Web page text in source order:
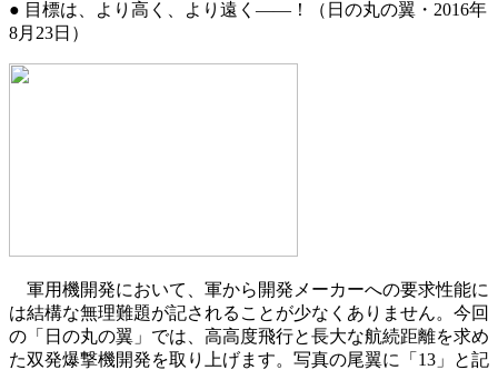
● 目標は、より高く、より遠く ―― ！
（日の丸の翼・2016年
8月23日）
軍用機開発において、軍から開発メーカーへの要求性能に
は結構な無理難題が記されることが少なくありません。今回
の「日の丸の翼」では、高高度飛行と長大な航続距離を求め
た双発爆撃機開発を取り上げます。写真の尾翼に「13」と記